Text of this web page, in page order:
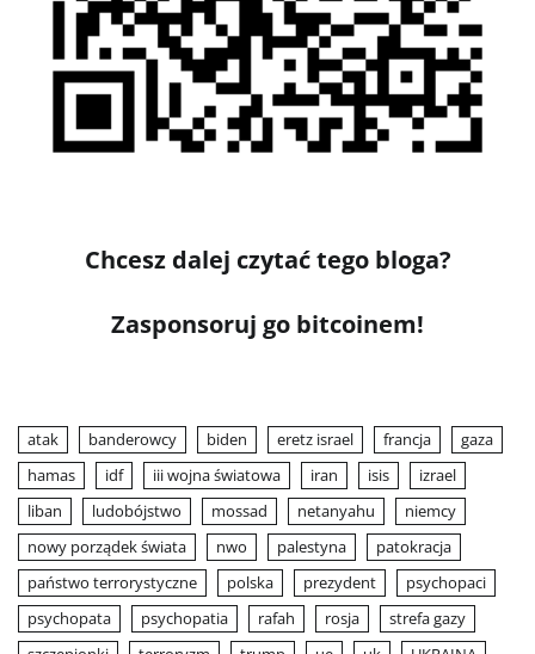
Chcesz dalej czytać tego bloga?
Zasponsoruj go bitcoinem!
atak banderowcy biden eretz israel francja
gaza
hamas
idf iii wojna światowa iran isis
izrael
liban
ludobójstwo mossad netanyahu
niemcy
nowy porządek świata
nwo palestyna
patokracja
państwo terrorystyczne
polska prezydent
psychopaci
psychopata
psychopatia rafah rosja
strefa gazy